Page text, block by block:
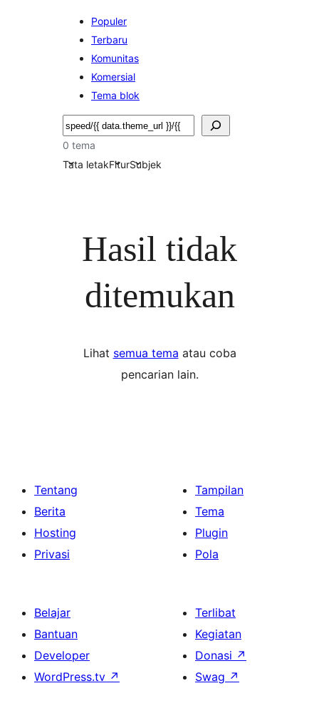
Populer
Terbaru
Komunitas
Komersial
Tema blok
Cari
0 tema
Tata letakFiturSubjek
Hasil tidak
ditemukan
Lihat semua tema atau coba
pencarian lain.
Tentang
Berita
Hosting
Privasi
Tampilan
Tema
Plugin
Pola
Belajar
Bantuan
Developer
WordPress.tv ↗
Terlibat
Kegiatan
Donasi ↗
Swag ↗